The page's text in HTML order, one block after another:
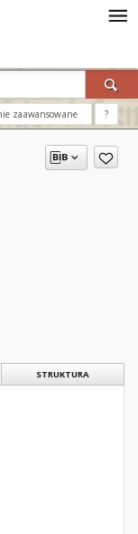
zaawansowane ?
STRUKTURA